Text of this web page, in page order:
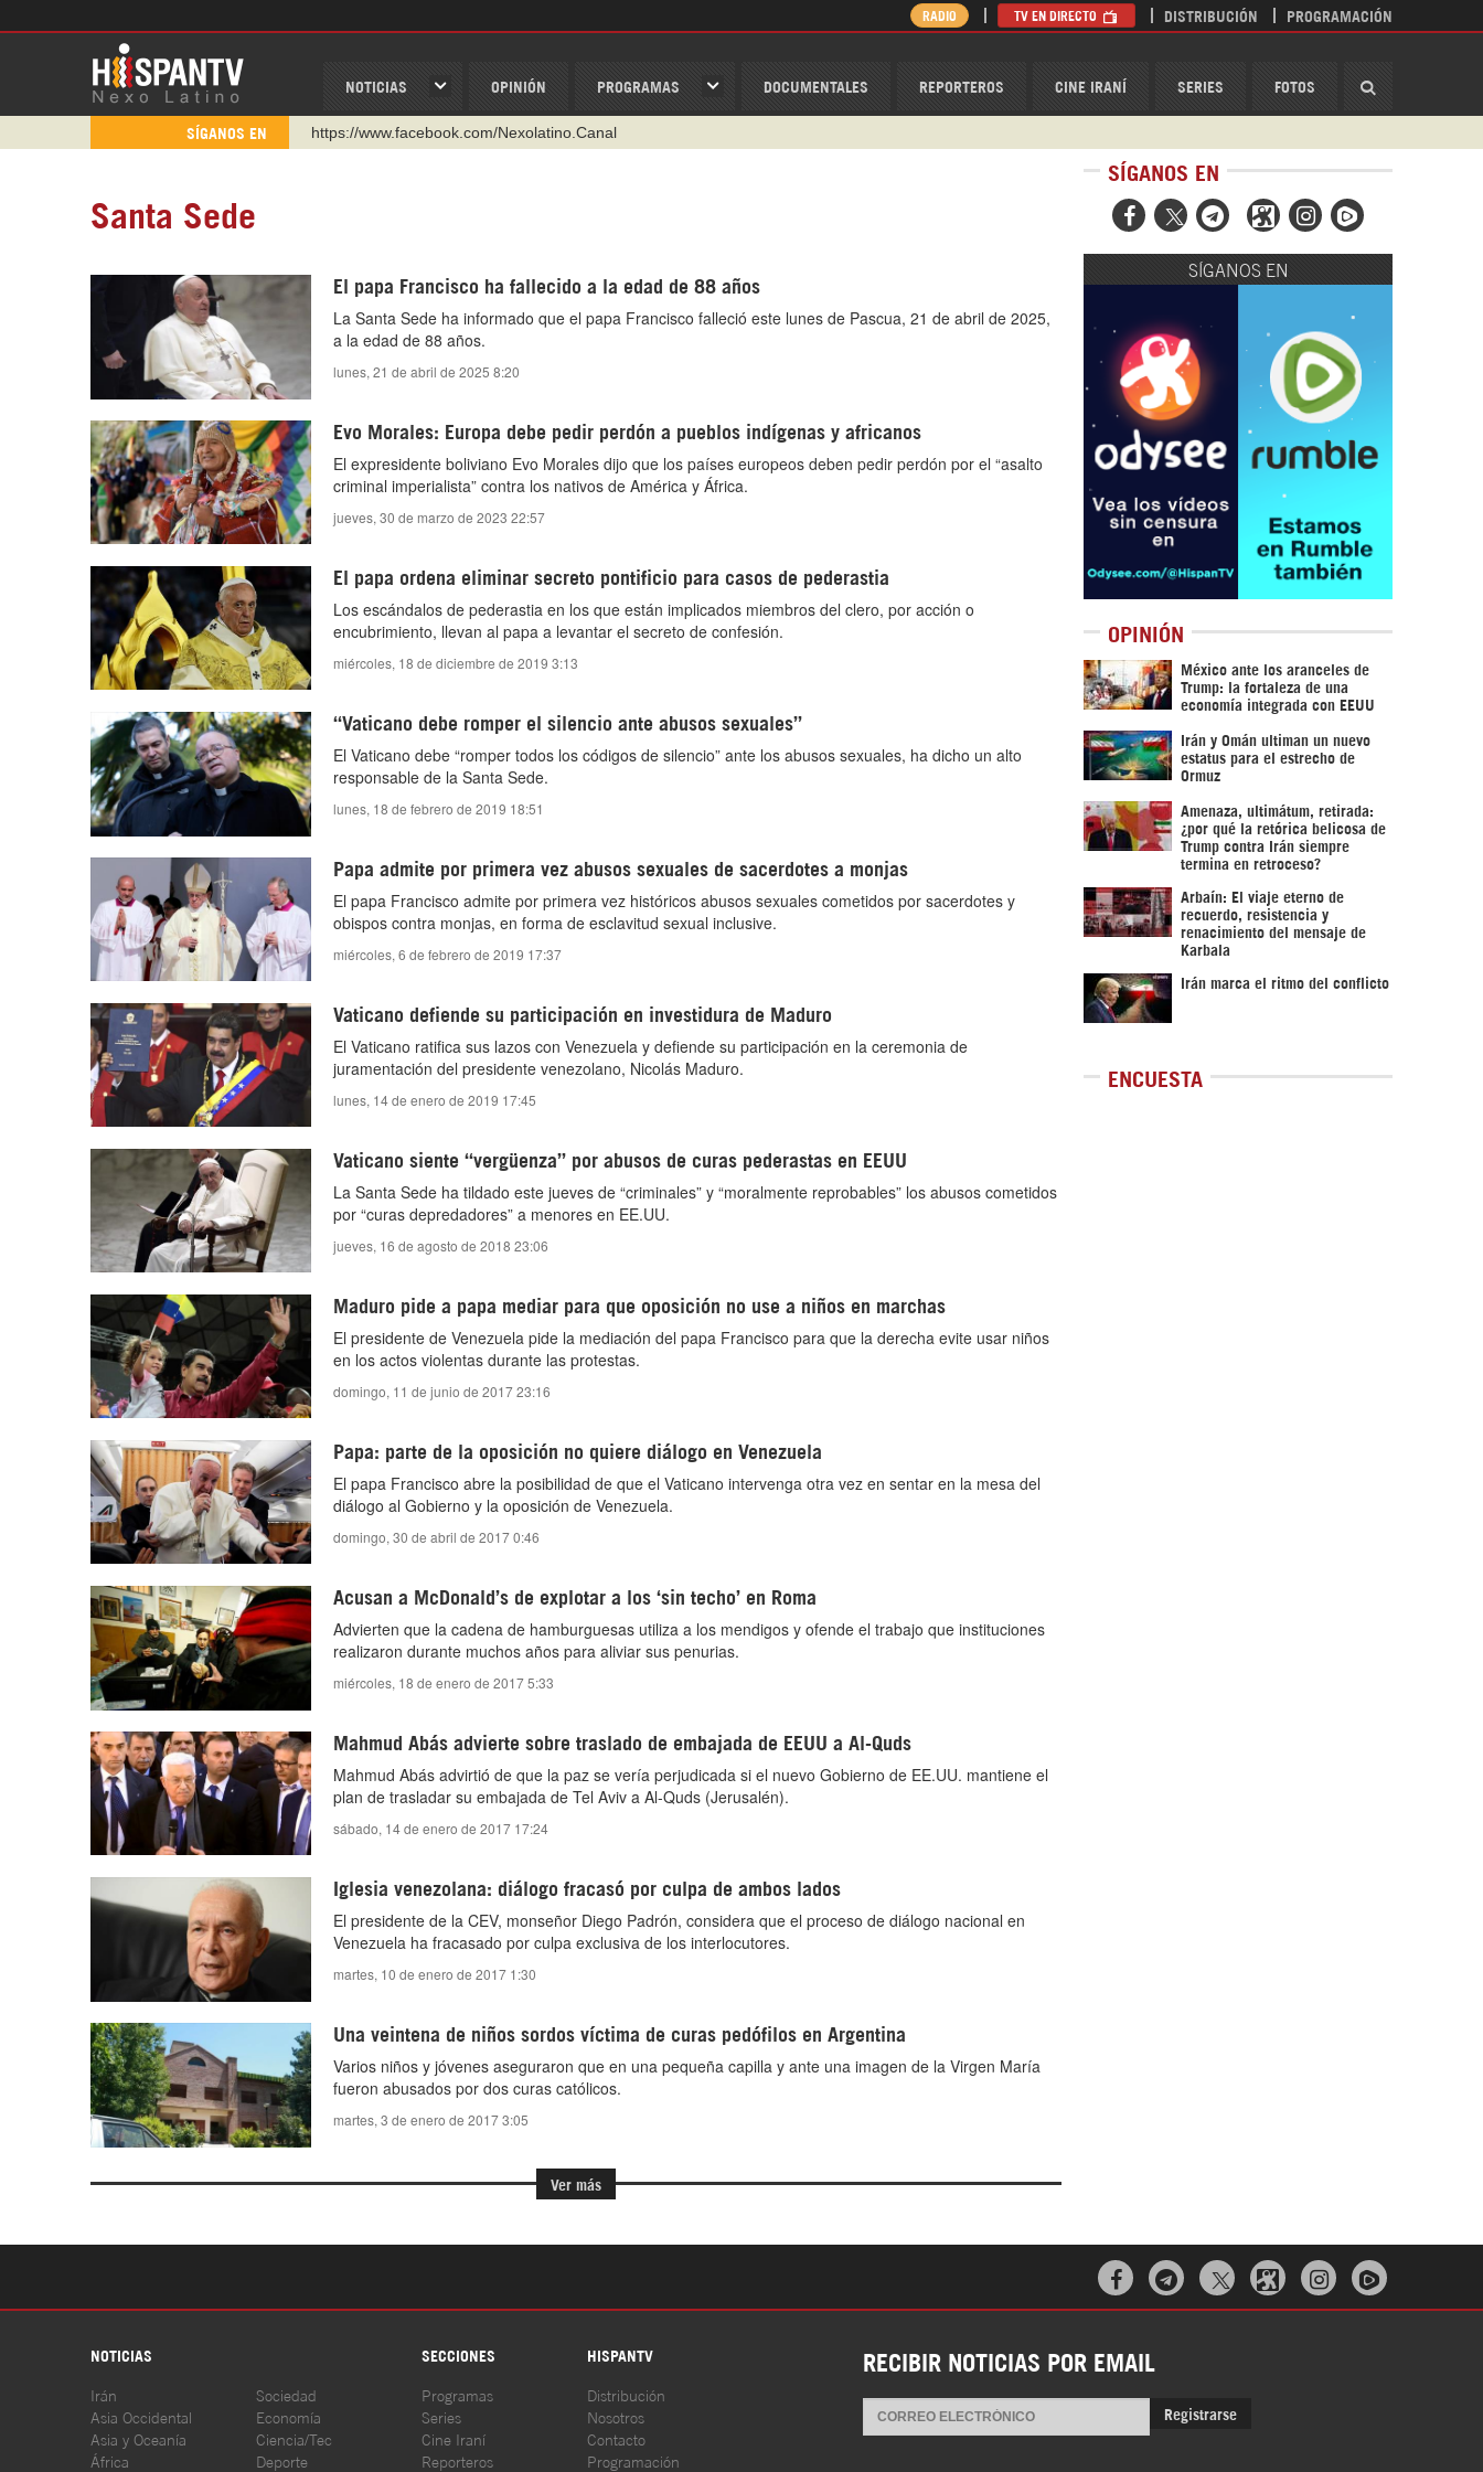
NOTICIAS OPINIÓN PROGRAMAS DOCUMENTALES REPORTEROS CINE IRANÍ SERIES FOTOS
RADIO TV EN DIRECTO DISTRIBUCIÓN PROGRAMACIÓN
SÍGANOS EN
https://www.facebook.com/Nexolatino.Canal
WhatsApp y Viber: +98 921 79 29 404
Instagram como: hispan_tv
Santa Sede
El papa Francisco ha fallecido a la edad de 88 años
La Santa Sede ha informado que el papa Francisco falleció este lunes de Pascua, 21 de abril de 2025,
a la edad de 88 años.
lunes, 21 de abril de 2025 8:20
Evo Morales: Europa debe pedir perdón a pueblos indígenas y africanos
El expresidente boliviano Evo Morales dijo que los países europeos deben pedir perdón por el “asalto
criminal imperialista” contra los nativos de América y África.
jueves, 30 de marzo de 2023 22:57
El papa ordena eliminar secreto pontificio para casos de pederastia
Los escándalos de pederastia en los que están implicados miembros del clero, por acción o
encubrimiento, llevan al papa a levantar el secreto de confesión.
miércoles, 18 de diciembre de 2019 3:13
“Vaticano debe romper el silencio ante abusos sexuales”
El Vaticano debe “romper todos los códigos de silencio” ante los abusos sexuales, ha dicho un alto
responsable de la Santa Sede.
lunes, 18 de febrero de 2019 18:51
Papa admite por primera vez abusos sexuales de sacerdotes a monjas
El papa Francisco admite por primera vez históricos abusos sexuales cometidos por sacerdotes y
obispos contra monjas, en forma de esclavitud sexual inclusive.
miércoles, 6 de febrero de 2019 17:37
Vaticano defiende su participación en investidura de Maduro
El Vaticano ratifica sus lazos con Venezuela y defiende su participación en la ceremonia de
juramentación del presidente venezolano, Nicolás Maduro.
lunes, 14 de enero de 2019 17:45
Vaticano siente “vergüenza” por abusos de curas pederastas en EEUU
La Santa Sede ha tildado este jueves de “criminales” y “moralmente reprobables” los abusos cometidos
por “curas depredadores” a menores en EE.UU.
jueves, 16 de agosto de 2018 23:06
Maduro pide a papa mediar para que oposición no use a niños en marchas
El presidente de Venezuela pide la mediación del papa Francisco para que la derecha evite usar niños
en los actos violentas durante las protestas.
domingo, 11 de junio de 2017 23:16
Papa: parte de la oposición no quiere diálogo en Venezuela
El papa Francisco abre la posibilidad de que el Vaticano intervenga otra vez en sentar en la mesa del
diálogo al Gobierno y la oposición de Venezuela.
domingo, 30 de abril de 2017 0:46
Acusan a McDonald’s de explotar a los ‘sin techo’ en Roma
Advierten que la cadena de hamburguesas utiliza a los mendigos y ofende el trabajo que instituciones
realizaron durante muchos años para aliviar sus penurias.
miércoles, 18 de enero de 2017 5:33
Mahmud Abás advierte sobre traslado de embajada de EEUU a Al-Quds
Mahmud Abás advirtió de que la paz se vería perjudicada si el nuevo Gobierno de EE.UU. mantiene el
plan de trasladar su embajada de Tel Aviv a Al-Quds (Jerusalén).
sábado, 14 de enero de 2017 17:24
Iglesia venezolana: diálogo fracasó por culpa de ambos lados
El presidente de la CEV, monseñor Diego Padrón, considera que el proceso de diálogo nacional en
Venezuela ha fracasado por culpa exclusiva de los interlocutores.
martes, 10 de enero de 2017 1:30
Una veintena de niños sordos víctima de curas pedófilos en Argentina
Varios niños y jóvenes aseguraron que en una pequeña capilla y ante una imagen de la Virgen María
fueron abusados por dos curas católicos.
martes, 3 de enero de 2017 3:05
Ver más
SÍGANOS EN
  
SÍGANOS EN
OPINIÓN
México ante los aranceles de
Trump: la fortaleza de una
economía integrada con EEUU
Irán y Omán ultiman un nuevo
estatus para el estrecho de
Ormuz
Amenaza, ultimátum, retirada:
¿por qué la retórica belicosa de
Trump contra Irán siempre
termina en retroceso?
Arbaín: El viaje eterno de
recuerdo, resistencia y
renacimiento del mensaje de
Karbala
Irán marca el ritmo del conflicto
ENCUESTA
  
NOTICIAS SECCIONES HISPANTV
Irán
Asia Occidental
Asia y Oceanía
África
Sociedad
Economía
Ciencia/Tec
Deporte
Programas
Series
Cine Iraní
Reporteros
Distribución
Nosotros
Contacto
Programación
RECIBIR NOTICIAS POR EMAIL
Registrarse